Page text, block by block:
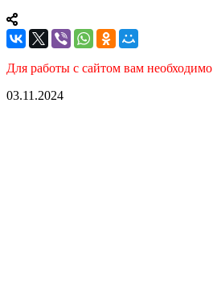
Для работы с сайтом вам необходимо
03.11.2024